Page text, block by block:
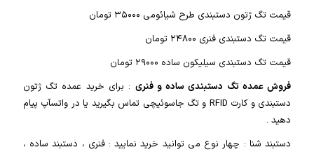
قیمت تگ ژتون دستبندی طرح شیائومی ۳۵۰۰۰ تومان
قیمت تگ دستبندی فنری ۲۴۸۰۰ تومان
قیمت تگ دستبندی سیلیکون ساده ۲۹۰۰۰ تومان
فروش عمده تگ دستبندی ساده و فنری : برای خرید عمده تگ ژتون
دستبندی و کارت RFID و تگ جاسوئیچی تماس بگیرید یا در واتسآپ پیام
دهید .
دستبند شنا : چهار نوع می توانید خرید نمایید : فنری ، دستبند ساده ،